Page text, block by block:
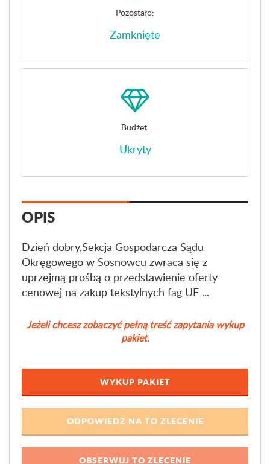
Pozostało:
Zamknięte
Budżet:
Ukryty
OPIS
Dzień dobry,Sekcja Gospodarcza Sądu
Okręgowego w Sosnowcu zwraca się z
uprzejmą prośbą o przedstawienie oferty
cenowej na zakup tekstylnych fag UE ...
Jeżeli chcesz zobaczyć pełną treść zapytania wykup
pakiet.
WYKUP PAKIET